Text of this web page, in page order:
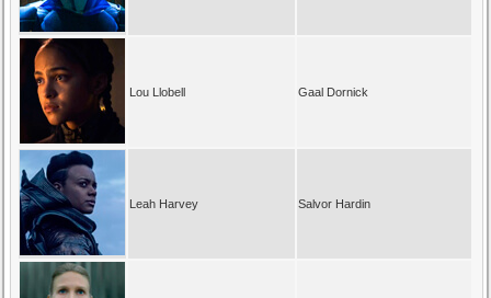
Lou Llobell Gaal Dornick
Leah Harvey Salvor Hardin